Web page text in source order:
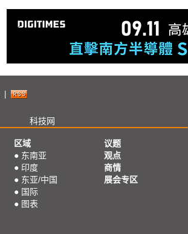
科技网
区域
● 东南亚
● 印度
● 东亚/中国
● 国际
● 图表
议题
观点
商情
展会专区